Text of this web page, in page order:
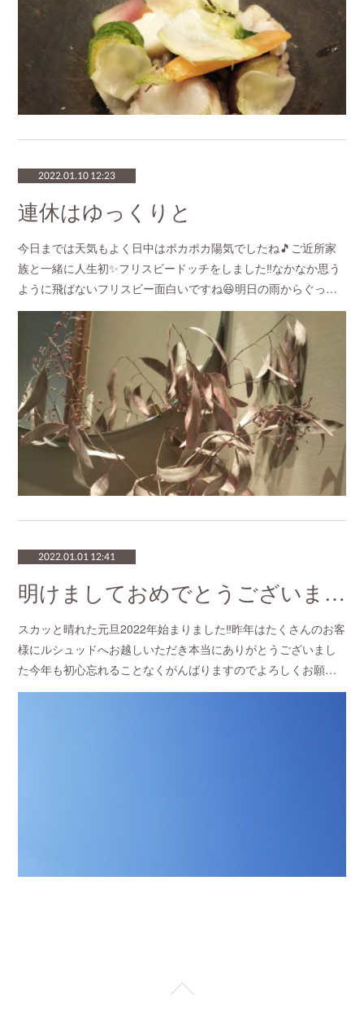
2022.01.10 12:23
連休はゆっくりと
今日までは天気もよく日中はポカポカ陽気でしたね🎵ご近所家
族と一緒に人生初✨フリスビードッチをしました‼️なかなか思う
ように飛ばないフリスビー面白いですね😆明日の雨からぐっ…
2022.01.01 12:41
明けましておめでとうございます
スカッと晴れた元旦2022年始まりました‼️昨年はたくさんのお客
様にルシュッドへお越しいただき本当にありがとうございまし
た今年も初心忘れることなくがんばりますのでよろしくお願…